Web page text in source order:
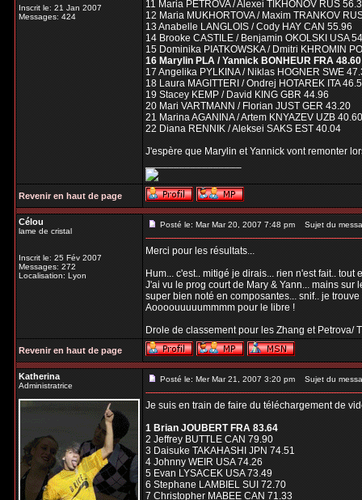
Inscrit le: 21 Jan 2007
Messages: 424
11 Maria PETROVA / Alexei TIKHONOV RUS
12 Maria MUKHORTOVA / Maxim TRANKOV
13 Anabelle LANGLOIS / Cody HAY CAN 55.96
14 Brooke CASTILE / Benjamin OKOLSKI USA
15 Dominika PIATKOWSKA / Dmitri KHROMIN
16 Marylin PLA / Yannick BONHEUR FRA 48.60
17 Angelika PYLKINA / Niklas HOGNER SWE
18 Laura MAGITTERI / Ondrej HOTAREK ITA
19 Stacey KEMP / David KING GBR 44.96
20 Mari VARTMANN / Florian JUST GER 43.20
21 Marina AGANINA / Artem KNYAZEV UZB 40.60
22 Diana RENNIK / Aleksei SAKS EST 40.04
J'espère que Marylin et Yannick vont remonter
_________________
Revenir en haut de page
Célou
lame de cristal
Inscrit le: 25 Fév 2007
Messages: 272
Localisation: Lyon
Posté le: Mar Mar 20, 2007 7:48 pm Sujet du
Merci pour les résultats...
Hum... c'est.. mitigé je dirais... rien n'est fait..
J'ai vu le prog court de Mary & Yann... mains
super bien noté en composantes... snif.. je
Aoooouuuuummmm pour le libre !
Drole de classement pour les Zhang et Petrova/
Revenir en haut de page
Katherina
Administratrice
Posté le: Mer Mar 21, 2007 3:20 pm Sujet du
Je suis en train de faire du téléchargement de
1 Brian JOUBERT FRA 83.64
2 Jeffrey BUTTLE CAN 79.90
3 Daisuke TAKAHASHI JPN 74.51
4 Johnny WEIR USA 74.26
5 Evan LYSACEK USA 73.49
6 Stephane LAMBIEL SUI 72.70
7 Christopher MABEE CAN 71.33